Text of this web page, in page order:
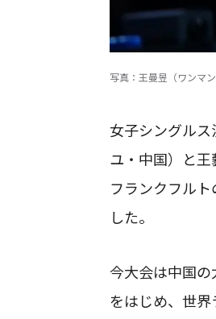
写真：王曼昱（ワンマ
女子シングル
ユ・中国）と
フランクフル
した。
今大会は中国
をはじめ、世